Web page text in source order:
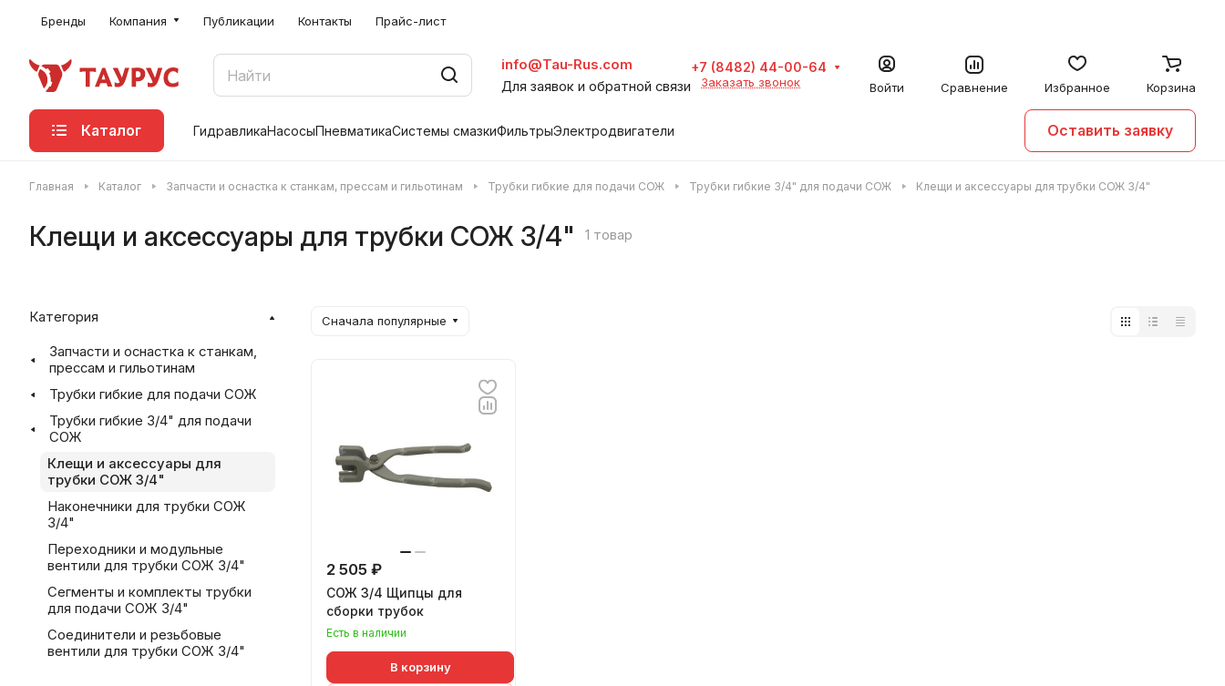
Бренды Компания Публикации Контакты Прайс-лист
info@Tau-Rus.com
Для заявок и обратной связи
+7 (8482) 44-00-64
Заказать звонок Войти Сравнение Избранное Корзина
Каталог ГидравликаНасосыПневматикаСистемы смазкиФильтрыЭлектродвигатели Оставить заявку
Главная Каталог Запчасти и оснастка к станкам, прессам и гильотинам Трубки гибкие для подачи СОЖ Трубки гибкие 3/4" для подачи СОЖ Клещи и аксессуары для трубки СОЖ 3/4"
Клещи и аксессуары для трубки СОЖ 3/4" 1 товар
Сначала популярные
2 505 ₽
СОЖ 3/4 Щипцы для
сборки трубок
Есть в наличии
В корзину
Категория
Запчасти и оснастка к станкам,
прессам и гильотинам
Трубки гибкие для подачи СОЖ
Трубки гибкие 3/4" для подачи
СОЖ
Клещи и аксессуары для
трубки СОЖ 3/4"
Наконечники для трубки СОЖ
3/4"
Переходники и модульные
вентили для трубки СОЖ 3/4"
Сегменты и комплекты трубки
для подачи СОЖ 3/4"
Соединители и резьбовые
вентили для трубки СОЖ 3/4"